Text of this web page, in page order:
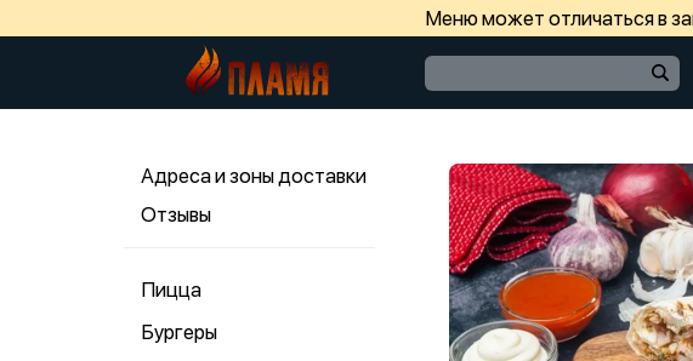
Меню может отличаться в
Адреса и зоны доставки
Отзывы
Пицца
Бургеры